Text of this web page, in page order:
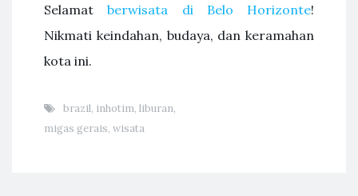
Selamatberwisata di Belo Horizonte!
Nikmati keindahan, budaya, dan keramahan
kota ini.
brazil, inhotim, liburan,
migas gerais, wisata